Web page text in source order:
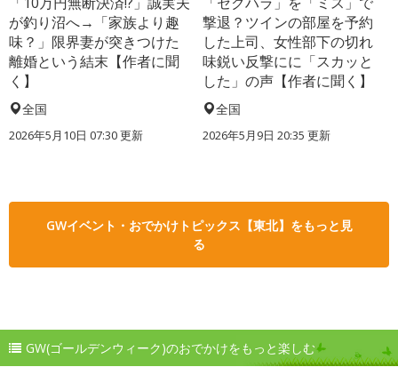
が釣り沼へ→「家族より趣
味？」限界妻が突きつけた
離婚という結末【作者に聞
く】
全国
2026年5月10日 07:30 更新
撃退？ツインの部屋を予約
した上司、女性部下の切れ
味鋭い反撃にに「スカッと
した」の声【作者に聞く】
全国
2026年5月9日 20:35 更新
GWイベント・おでかけトピックス【東北】をもっと見
る
GW(ゴールデンウィーク)のおでかけをもっと楽しむ